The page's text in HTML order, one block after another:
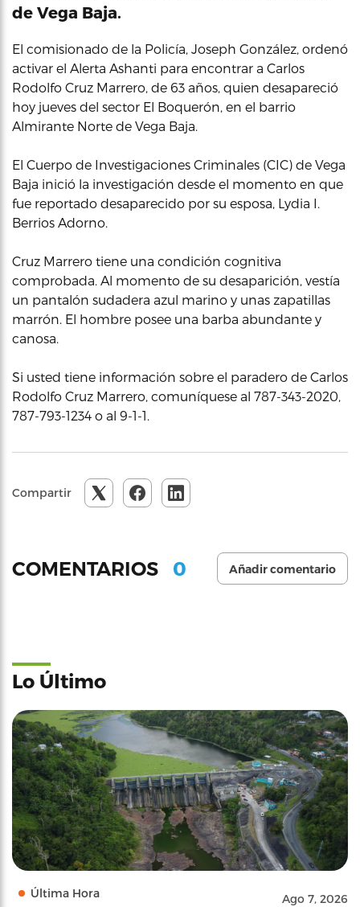
de Vega Baja.
El comisionado de la Policía, Joseph González, ordenó
activar el Alerta Ashanti para encontrar a Carlos
Rodolfo Cruz Marrero, de 63 años, quien desapareció
hoy jueves del sector El Boquerón, en el barrio
Almirante Norte de Vega Baja.
El Cuerpo de Investigaciones Criminales (CIC) de Vega
Baja inició la investigación desde el momento en que
fue reportado desaparecido por su esposa, Lydia I.
Berrios Adorno.
Cruz Marrero tiene una condición cognitiva
comprobada. Al momento de su desaparición, vestía
un pantalón sudadera azul marino y unas zapatillas
marrón. El hombre posee una barba abundante y
canosa.
Si usted tiene información sobre el paradero de Carlos
Rodolfo Cruz Marrero, comuníquese al 787-343-2020,
787-793-1234 o al 9-1-1.
Compartir
COMENTARIOS 0 Añadir comentario
Lo Último
Última Hora Ago 7, 2026